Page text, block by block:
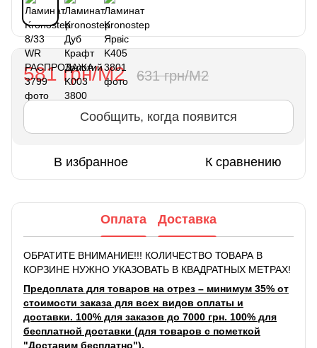
581 грн/М2 631 грн/М2
Сообщить, когда появится
В избранное К сравнению
Оплата Доставка
ОБРАТИТЕ ВНИМАНИЕ!!! КОЛИЧЕСТВО ТОВАРА В
КОРЗИНЕ НУЖНО УКАЗОВАТЬ В КВАДРАТНЫХ МЕТРАХ!
Предоплата для товаров на отрез – минимум 35% от
стоимости заказа для всех видов оплаты и
доставки. 100% для заказов до 7000 грн. 100% для
бесплатной доставки (для товаров с пометкой
"Доставим бесплатно").